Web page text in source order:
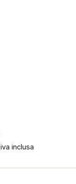
iva inclusa